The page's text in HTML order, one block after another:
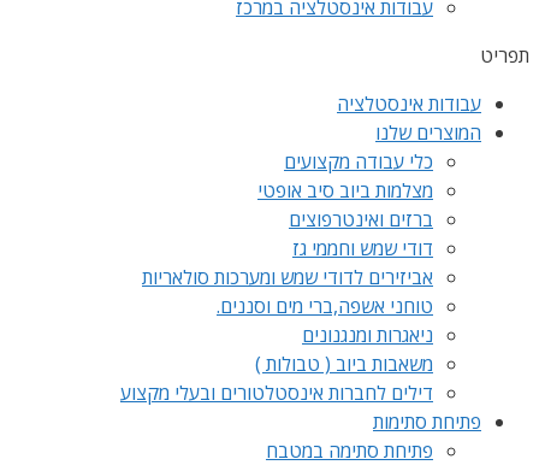
עבודות אינסטלציה במרכז
תפריט
עבודות אינסטלציה
המוצרים שלנו
כלי עבודה מקצועים
מצלמות ביוב סיב אופטי
ברזים ואינטרפוצים
דודי שמש וחממי גז
אביזירים לדודי שמש ומערכות סולאריות
טוחני אשפה,ברי מים וסננים.
ניאגרות ומנגנונים
משאבות ביוב ( טבולות )
דילים לחברות אינסטלטורים ובעלי מקצוע
פתיחת סתימות
פתיחת סתימה במטבח